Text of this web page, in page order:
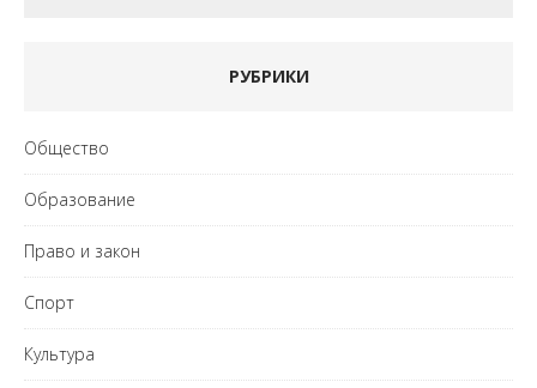
РУБРИКИ
Общество
Образование
Право и закон
Спорт
Культура